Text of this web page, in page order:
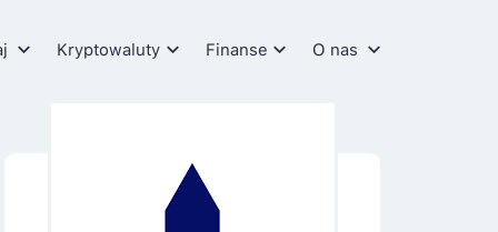
Kryptowaluty Finanse O nas